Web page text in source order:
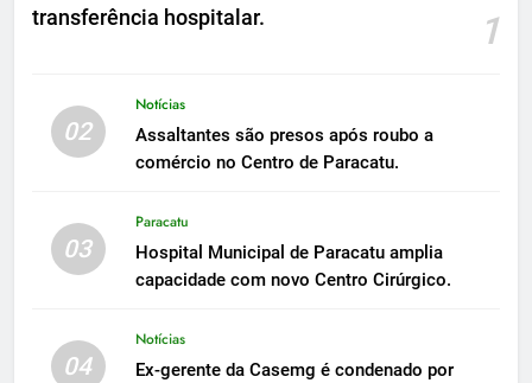
transferência hospitalar.
1
02
Notícias
Assaltantes são presos após roubo a
comércio no Centro de Paracatu.
03
Paracatu
Hospital Municipal de Paracatu amplia
capacidade com novo Centro Cirúrgico.
04
Notícias
Ex-gerente da Casemg é condenado por